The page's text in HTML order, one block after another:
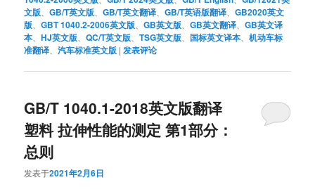
文版 、GB/T英文版 、GB/T英文翻译 、GB/T英语版翻译 、GB2020英文
版 、GBT 1040.2-2006英文版 、GB英文版 、GB英文翻译 、GB英文译
本 、HJ英文版 、QC/T英文版 、TSG英文版 国标英文译本 、机动车标
准翻译 、汽车标准英文版 | 发表评论
GB/T 1040.1-2018英文版翻译
塑料 拉伸性能的测定 第1部分：
总则
发表于2021年2月6日